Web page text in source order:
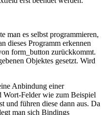
man es selbst programmieren,
dieses Programm erkennen
form_button zurückkommt.
Objektes gesetzt. Wird
Anbindung einer
Wort-Felder wie zum Beispiel
und führen diese dann aus. Da
man sich Bindings